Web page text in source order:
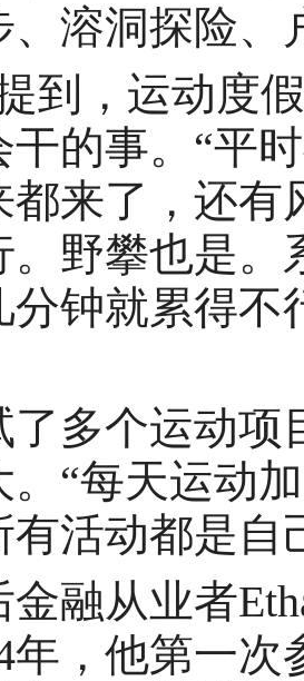
、溶洞探险、
到，运动度
干的事。“平
都来了，还有
。野攀也是
分钟就累得不
了多个运动项
。“每天运动
有活动都是自
金融从业者
年，他第一